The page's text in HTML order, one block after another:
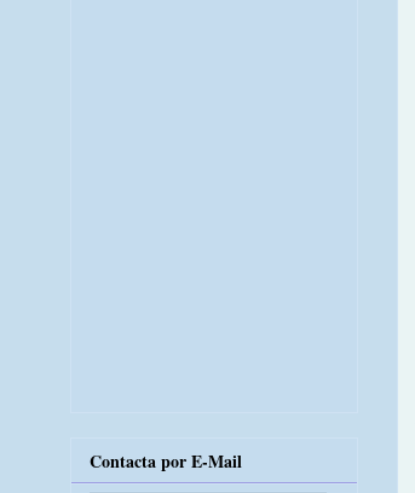
Contacta por E-Mail